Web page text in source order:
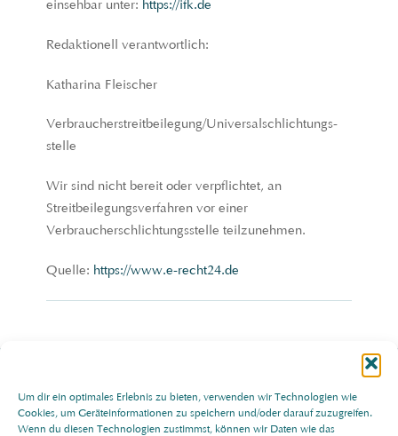
Um dir ein optimales Erlebnis zu bieten, verwenden wir Technologien wie
Cookies, um Geräteinformationen zu speichern und/oder darauf zuzugreifen.
Wenn du diesen Technologien zustimmst, können wir Daten wie das
einsehbar unter: https://ifk.de
Redaktionell verantwortlich:
Katharina Fleischer
Verbraucher­streit­beilegung/Universal­schlichtungs­
stelle
Wir sind nicht bereit oder verpflichtet, an
Streitbeilegungsverfahren vor einer
Verbraucherschlichtungsstelle teilzunehmen.
Quelle: https://www.e-recht24.de
Back
To
Impressum Datenschutz Cookie-Richtlinie (EU)